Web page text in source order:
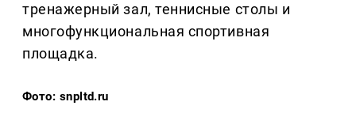
тренажерный зал, теннисные столы и
многофункциональная спортивная
площадка.
Фото: snpltd.ru